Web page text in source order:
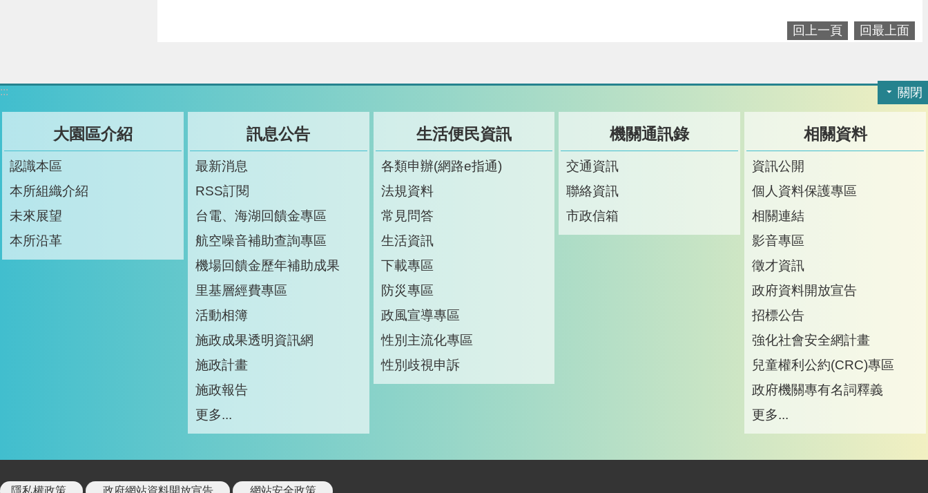
回上一頁 回最上面
關閉
:::
大園區介紹
認識本區
本所組織介紹
未來展望
本所沿革
訊息公告
最新消息
RSS訂閱
台電、海湖回饋金專區
航空噪音補助查詢專區
機場回饋金歷年補助成果
里基層經費專區
活動相簿
施政成果透明資訊網
施政計畫
施政報告
更多...
生活便民資訊
各類申辦(網路e指通)
法規資料
常見問答
生活資訊
下載專區
防災專區
政風宣導專區
性別主流化專區
性別歧視申訴
機關通訊錄
交通資訊
聯絡資訊
市政信箱
相關資料
資訊公開
個人資料保護專區
相關連結
影音專區
徵才資訊
政府資料開放宣告
招標公告
強化社會安全網計畫
兒童權利公約(CRC)專區
政府機關專有名詞釋義
更多...
隱私權政策 政府網站資料開放宣告 網站安全政策